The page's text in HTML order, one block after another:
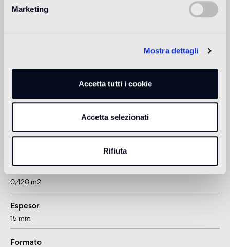
Marketing
Mostra dettagli
Accetta tutti i cookie
Accetta selezionati
Rifiuta
1adatto anche per pavimenti radianti
0,420 m2
Espesor
15 mm
Formato